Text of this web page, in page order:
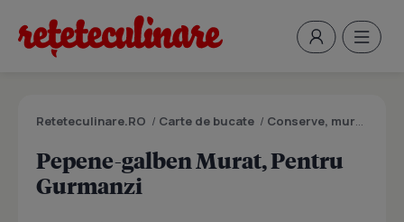
Reteteculinare.RO / Carte de bucate / Conserve, muraturi
Pepene-galben Murat, Pentru
Gurmanzi